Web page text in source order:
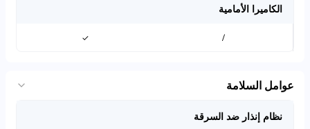
الكاميرا الأمامية
/
✓
عوامل السلامة
نظام إنذار ضد السرقة